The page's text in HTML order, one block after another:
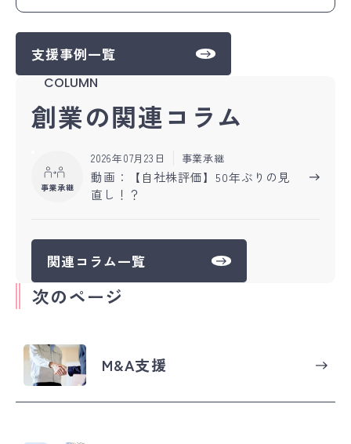
報 譲渡企業 譲渡企業：株式会社
フトウェアの開発、インターネッ
ン・OA機器の販売 拠点：新潟県
長岡市 売上高：5千4百万円 譲渡
企業：ヘルムジャパン株式会社 業
種：自動車関連業界向けたITサー
ビスの開発・販売、サポート 拠
「新たな顧客層」。シナジーの見
込めるM&Aになると思ったため。
またこれまで紡いできた意志や歴
と出会った経緯・決断の決め手 日
ズで、徒歩圏内の立地にある相手
当センターに相談いただきまし
業：X社 業種：鉄鋼物（矢板・Ｈ
新潟市 売上高：5千万円～6千万円
譲渡理由：後継者不在 譲受企業
販売並びに加工 拠点：新潟県新潟
市 売上高：70億 譲受理由：自社
の販売付加価値の向上 相手企業と
上の関係も長いことからお互いに
信頼関係は構築されていることが
決め手となりました。 M&A後の社
化はまだみられません。事務管理
と徐々に業務の効率化が図られて
支援事例一覧
COLUMN
創業の関連コラム
事業承継
2026年07月23日 事業承継
動画：【自社株評価】50年ぶりの見
直し！？
関連コラム一覧
次のページ
M&A支援